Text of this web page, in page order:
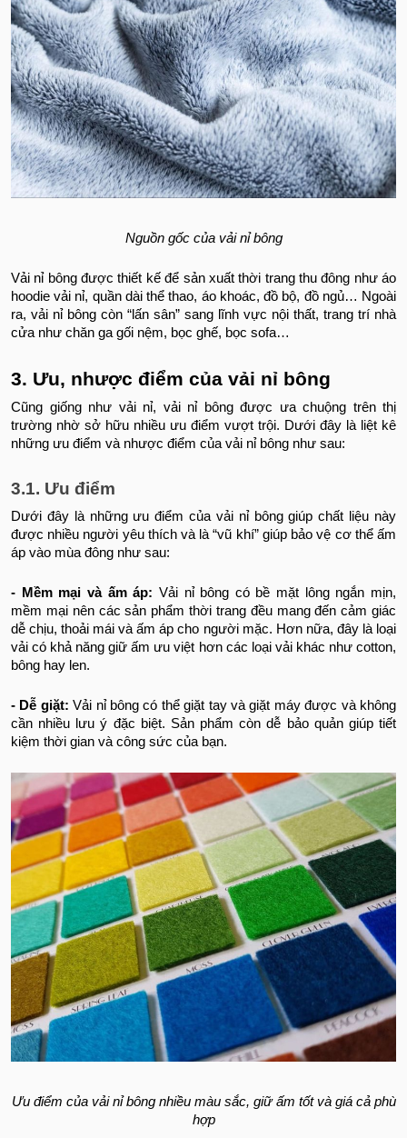
Nguồn gốc của vải nỉ bông
Vải nỉ bông được thiết kế để sản xuất thời trang thu đông như áo
hoodie vải nỉ, quần dài thể thao, áo khoác, đồ bộ, đồ ngủ… Ngoài
ra, vải nỉ bông còn “lấn sân” sang lĩnh vực nội thất, trang trí nhà
cửa như chăn ga gối nệm, bọc ghế, bọc sofa…
3. Ưu, nhược điểm của vải nỉ bông
Cũng giống như vải nỉ, vải nỉ bông được ưa chuộng trên thị
trường nhờ sở hữu nhiều ưu điểm vượt trội. Dưới đây là liệt kê
những ưu điểm và nhược điểm của vải nỉ bông như sau:
3.1. Ưu điểm
Dưới đây là những ưu điểm của vải nỉ bông giúp chất liệu này
được nhiều người yêu thích và là “vũ khí” giúp bảo vệ cơ thể ấm
áp vào mùa đông như sau:
- Mềm mại và ấm áp: Vải nỉ bông có bề mặt lông ngắn mịn,
mềm mại nên các sản phẩm thời trang đều mang đến cảm giác
dễ chịu, thoải mái và ấm áp cho người mặc. Hơn nữa, đây là loại
vải có khả năng giữ ấm ưu việt hơn các loại vải khác như cotton,
bông hay len.
- Dễ giặt: Vải nỉ bông có thể giặt tay và giặt máy được và không
cần nhiều lưu ý đặc biệt. Sản phẩm còn dễ bảo quản giúp tiết
kiệm thời gian và công sức của bạn.
Ưu điểm của vải nỉ bông nhiều màu sắc, giữ ấm tốt và giá cả phù
hợp